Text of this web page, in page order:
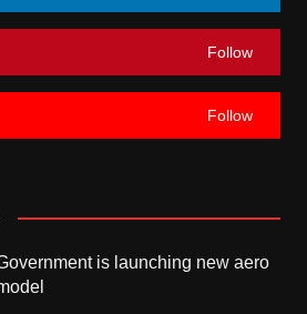
Follow
Follow
is launching new aero